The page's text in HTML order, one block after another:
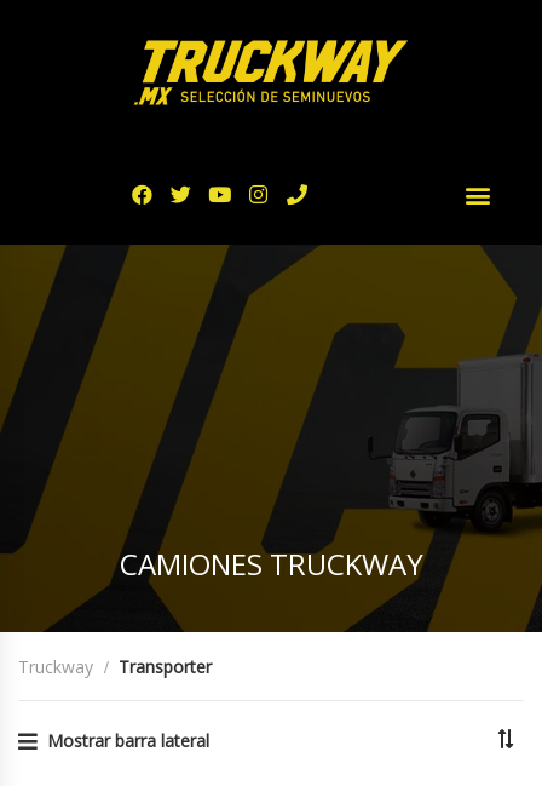
CAMIONES TRUCKWAY
Truckway Transporter
Mostrar barra lateral